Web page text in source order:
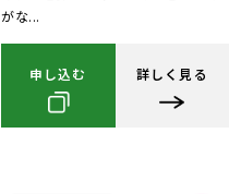
がな...
申し込む 詳しく見る